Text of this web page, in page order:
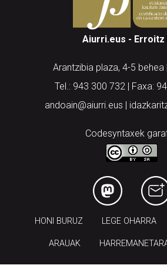
Aiurri.eus - Erroitz
Arantzibia plaza, 4-5 behea
Tel.: 943 300 732 | Faxa:
andoain@aiurri.eus |
Codesyntaxek
HONI BURUZ LEGE OHARRA
ARAUAK